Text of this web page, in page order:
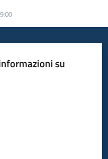
su